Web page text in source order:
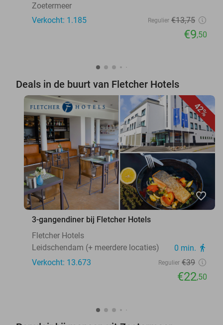
Zoetermeer
Verkocht: 1.185
Regulier €13,75
€9,50
Deals in de buurt van Fletcher Hotels
42%
favorite_border
3-gangendiner bij Fletcher Hotels
Fletcher Hotels
Leidschendam (+ meerdere locaties)
0 min. directions_walk
Verkocht: 13.673 Regulier €39
€22,50